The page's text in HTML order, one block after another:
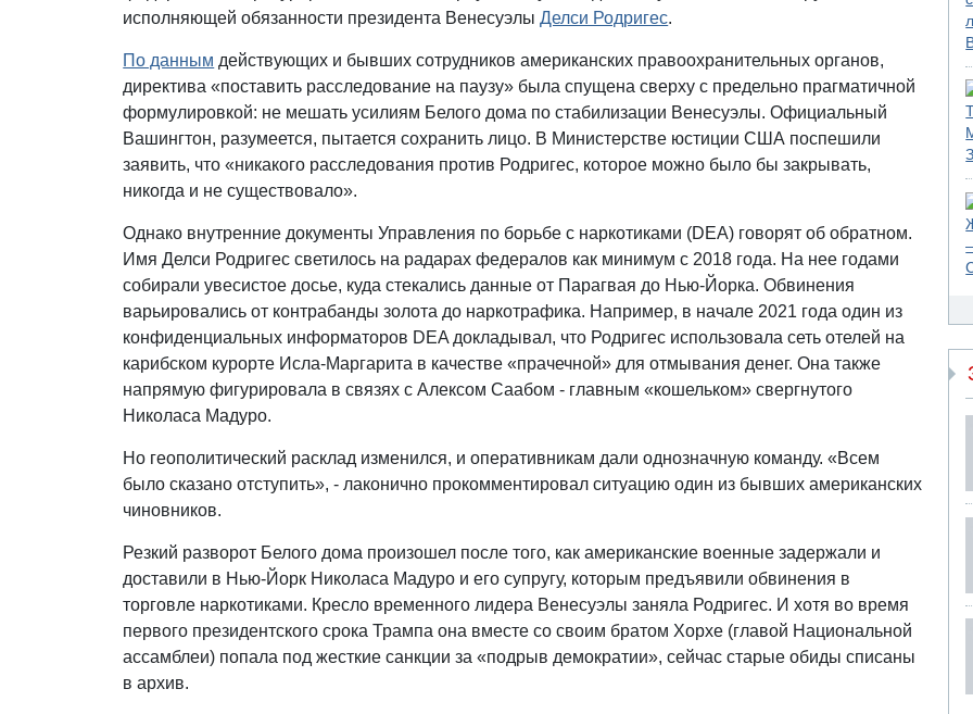
исполняющей обязанности президента ВенесуэлыДелси Родригес.
По данным действующих и бывших сотрудников американских правоохранительных органов,
директива «поставить расследование на паузу» была спущена сверху с предельно прагматичной
формулировкой: не мешать усилиям Белого дома по стабилизации Венесуэлы. Официальный
Вашингтон, разумеется, пытается сохранить лицо. В Министерстве юстиции США поспешили
заявить, что «никакого расследования против Родригес, которое можно было бы закрывать,
никогда и не существовало».
Однако внутренние документы Управления по борьбе с наркотиками (DEA) говорят об обратном.
Имя Делси Родригес светилось на радарах федералов как минимум с 2018 года. На нее годами
собирали увесистое досье, куда стекались данные от Парагвая до Нью-Йорка. Обвинения
варьировались от контрабанды золота до наркотрафика. Например, в начале 2021 года один из
конфиденциальных информаторов DEA докладывал, что Родригес использовала сеть отелей на
карибском курорте Исла-Маргарита в качестве «прачечной» для отмывания денег. Она также
напрямую фигурировала в связях с Алексом Саабом - главным «кошельком» свергнутого
Николаса Мадуро.
Но геополитический расклад изменился, и оперативникам дали однозначную команду. «Всем
было сказано отступить», - лаконично прокомментировал ситуацию один из бывших американских
чиновников.
Резкий разворот Белого дома произошел после того, как американские военные задержали и
доставили в Нью-Йорк Николаса Мадуро и его супругу, которым предъявили обвинения в
торговле наркотиками. Кресло временного лидера Венесуэлы заняла Родригес. И хотя во время
первого президентского срока Трампа она вместе со своим братом Хорхе (главой Национальной
ассамблеи) попала под жесткие санкции за «подрыв демократии», сейчас старые обиды списаны
в архив.